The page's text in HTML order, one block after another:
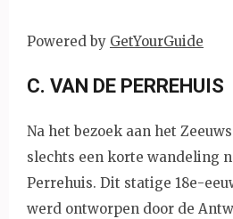
Powered by GetYourGuide
C. VAN DE PERREHUIS
Na het bezoek aan het
slechts een korte wandeling
Perrehuis. Dit statige 18e-
werd ontworpen door de